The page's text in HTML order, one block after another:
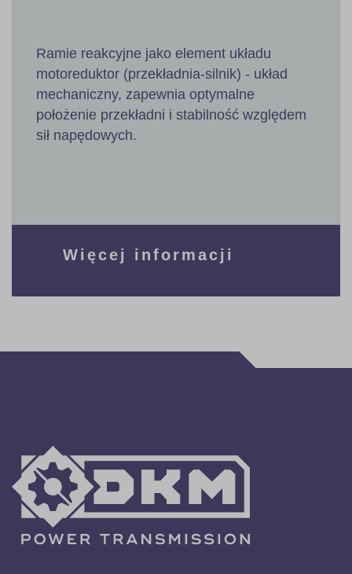
Ramie reakcyjne jako element układu
motoreduktor (przekładnia-silnik) - układ
mechaniczny, zapewnia optymalne
położenie przekładni i stabilność względem
sił napędowych.
Więcej informacji